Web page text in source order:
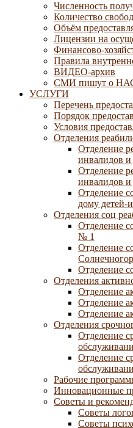
Численность
Количество
Объём
Лицензии на
Финансово-
Правила
ВИДЕО-архив
СМИ пишут о
УСЛУГИ
Перечень
Порядок
Условия
Отделения
Отделение
инвалидов
Отделение
инвалидов
Отделение
дому детей-
Отделения соц
Отделение
№ 1
Отделение
Отделение
Отделения
Отделение
Отделение
Отделение
Отделения
Отделение
Отделение
Рабочие
Инновационные
Советы и
Советы
Советы